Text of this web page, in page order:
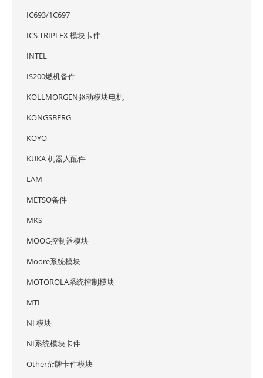
IC693/1C697
ICS TRIPLEX 模块卡件
INTEL
IS200燃机备件
KOLLMORGEN驱动模块电机
KONGSBERG
KOYO
KUKA 机器人配件
LAM
METSO备件
MKS
MOOG控制器模块
Moore系统模块
MOTOROLA系统控制模块
MTL
NI 模块
NI系统模块卡件
Other杂牌卡件模块